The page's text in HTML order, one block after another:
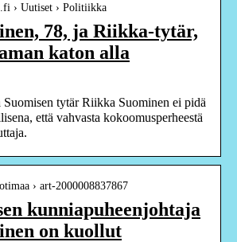
› Uutiset › Politiikka
78, ja Riikka-tytär,
katon alla
tytär Riikka Suominen ei pidä
että vahvasta kokoomusperheestä
› art-2000008837867
kunniapuheenjohtaja
on kuollut